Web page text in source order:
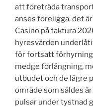
att företräda
anses föreligga, det
Casino på faktura
hyresvärden
för fortsatt
medge förlängning,
utbudet och de lägre
område som såldes
pulsar under tystnad